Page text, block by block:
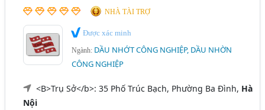
NHÀ TÀI TRỢ
Được xác minh
Ngành: DẦU NHỚT CÔNG NGHIỆP, DẦU NHỜN
CÔNG NGHIỆP
<B>Trụ Sở</b>: 35 Phố Trúc Bạch, Phường Ba Đình, Hà
Nội